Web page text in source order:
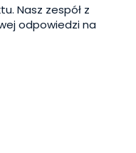
Nasz zespół z
odpowiedzi na